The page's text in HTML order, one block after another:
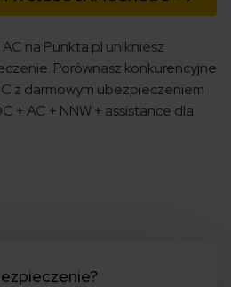
na Punkta.pl unikniesz
Porównasz konkurencyjne
z darmowym ubezpieczeniem
+ AC + NNW + assistance dla